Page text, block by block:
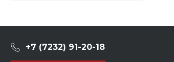
+7 (7232) 91-20-18